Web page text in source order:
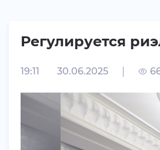
Регулируется
19:11 30.06.2025